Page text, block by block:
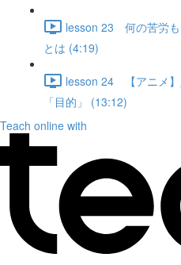
lesson 23 何の苦労も
とは (4:19)
lesson 24 【アニメ】
「目的」 (13:12)
Teach online with